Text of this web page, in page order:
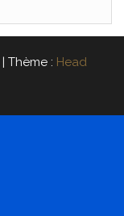
| Thème : Head